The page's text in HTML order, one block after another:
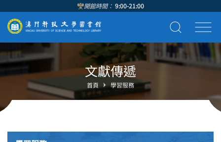
開館時間： 9:00-21:00
文獻傳遞
首頁 學習服務